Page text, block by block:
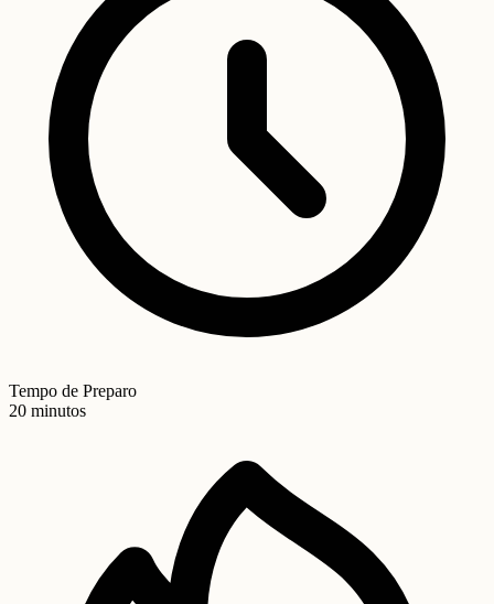
Tempo de Preparo
20 minutos